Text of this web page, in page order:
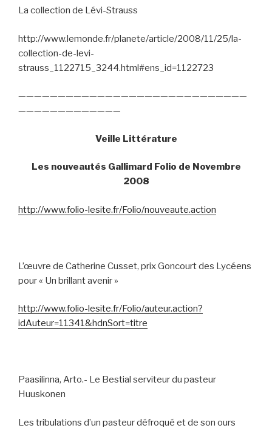
La collection de Lévi-Strauss
http://www.lemonde.fr/planete/article/2008/11/25/la-
collection-de-levi-
strauss_1122715_3244.html#ens_id=1122723
—————————————————————————————
—————————————
Veille Littérature
Les nouveautés Gallimard Folio de Novembre
2008
http://www.folio-lesite.fr/Folio/nouveaute.action
L’œuvre de Catherine Cusset, prix Goncourt des Lycéens
pour « Un brillant avenir »
http://www.folio-lesite.fr/Folio/auteur.action?
idAuteur=11341&hdnSort=titre
Paasilinna, Arto.- Le Bestial serviteur du pasteur
Huuskonen
Les tribulations d’un pasteur défroqué et de son ours